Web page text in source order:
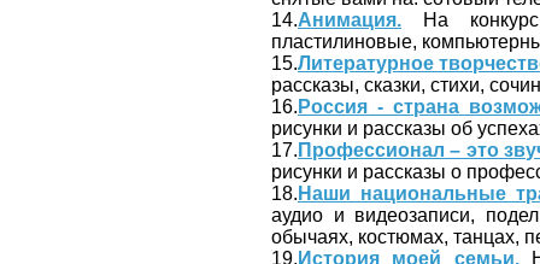
14.Анимация. На конкурс
пластилиновые,
15.Литературное
рассказы, сказки, стихи,
16. Россия - страна
рисунки и рассказы об
17. Профессионал – это
рисунки и рассказы о
18. Наши национальные
аудио и видеозаписи,
обычаях, костюмах, танцах,
19. История моей семьи.